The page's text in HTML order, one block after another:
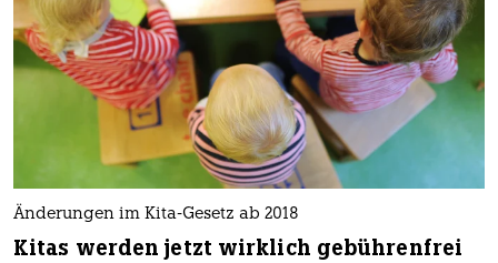
Änderungen im Kita-Gesetz ab 2018
Kitas werden jetzt wirklich gebührenfrei